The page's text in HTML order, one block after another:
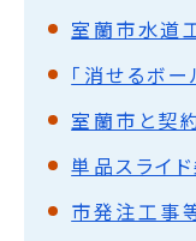
「消せるボ
室蘭市と契
単品スライ